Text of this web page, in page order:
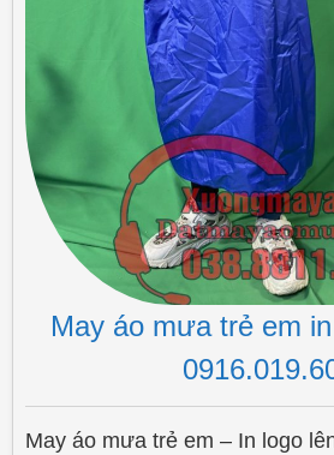
May áo mưa trẻ em
May áo mưa trẻ em – In logo